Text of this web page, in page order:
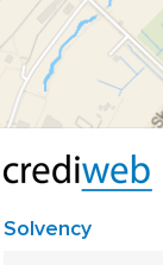
Solvency